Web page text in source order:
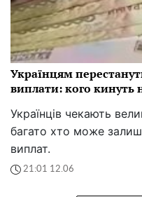
Українцям
виплати: кого кинуть
Українців чекають
багато хто може
виплат.
21:01 12.06